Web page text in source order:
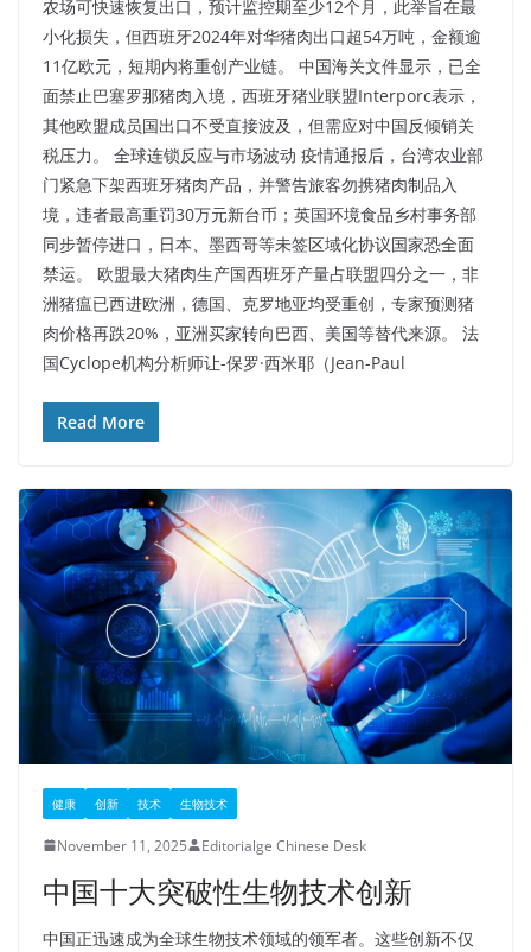
农场可快速恢复出口，预计监控期至少12个月，此举旨在最
小化损失，但西班牙2024年对华猪肉出口超54万吨，金额逾
11亿欧元，短期内将重创产业链。 中国海关文件显示，已全
面禁止巴塞罗那猪肉入境，西班牙猪业联盟Interporc表示，
其他欧盟成员国出口不受直接波及，但需应对中国反倾销关
税压力。​ 全球连锁反应与市场波动 疫情通报后，台湾农业部
门紧急下架西班牙猪肉产品，并警告旅客勿携猪肉制品入
境，违者最高重罚30万元新台币；英国环境食品乡村事务部
同步暂停进口，日本、墨西哥等未签区域化协议国家恐全面
禁运。 欧盟最大猪肉生产国西班牙产量占联盟四分之一，非
洲猪瘟已西进欧洲，德国、克罗地亚均受重创，专家预测猪
肉价格再跌20%，亚洲买家转向巴西、美国等替代来源。 法
国Cyclope机构分析师让-保罗·西米耶（Jean-Paul
Read More
健康 创新 技术 生物技术
November 11, 2025 Editorialge Chinese Desk
中国十大突破性生物技术创新
中国正迅速成为全球生物技术领域的领军者。这些创新不仅